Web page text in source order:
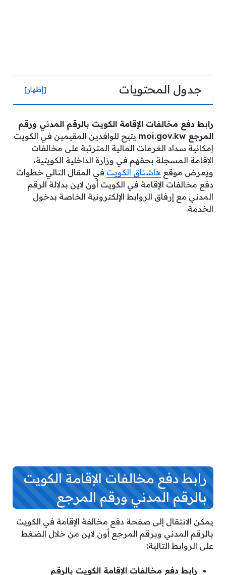
جدول المحتويات [إظهار]
رابط دفع مخالفات الإقامة الكويت بالرقم المدني ورقم
المرجع moi.gov.kw
يتيح للوافدين المقيمين في الكويت
إمكانية سداد الغرمات المالية المترتبة على مخالفات
الإقامة المسجلة بحقهم في وزارة الداخلية الكويتية،
ويعرض موقع هاشتاق الكويت في المقال التالي خطوات
دفع مخالفات الإقامة في الكويت أون لاين بدلالة الرقم
المدني مع إرفاق الروابط الإلكترونية الخاصة بدخول
الخدمة.
رابط دفع مخالفات الإقامة الكويت
بالرقم المدني ورقم المرجع
يمكن الانتقال إلى صفحة دفع مخالفة الإقامة في الكويت
بالرقم المدني وبرقم المرجع أون لاين من خلال الضغط
على الروابط التالية:
رابط دفع مخالفات الإقامة الكويت بالرقم